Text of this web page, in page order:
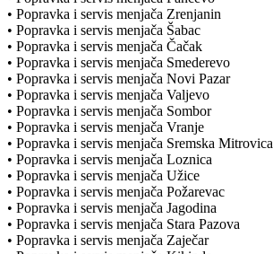
• Popravka i servis menjača Zrenjanin
• Popravka i servis menjača Šabac
• Popravka i servis menjača Čačak
• Popravka i servis menjača Smederevo
• Popravka i servis menjača Novi Pazar
• Popravka i servis menjača Valjevo
• Popravka i servis menjača Sombor
• Popravka i servis menjača Vranje
• Popravka i servis menjača Sremska Mitrovica
• Popravka i servis menjača Loznica
• Popravka i servis menjača Užice
• Popravka i servis menjača Požarevac
• Popravka i servis menjača Jagodina
• Popravka i servis menjača Stara Pazova
• Popravka i servis menjača Zaječar